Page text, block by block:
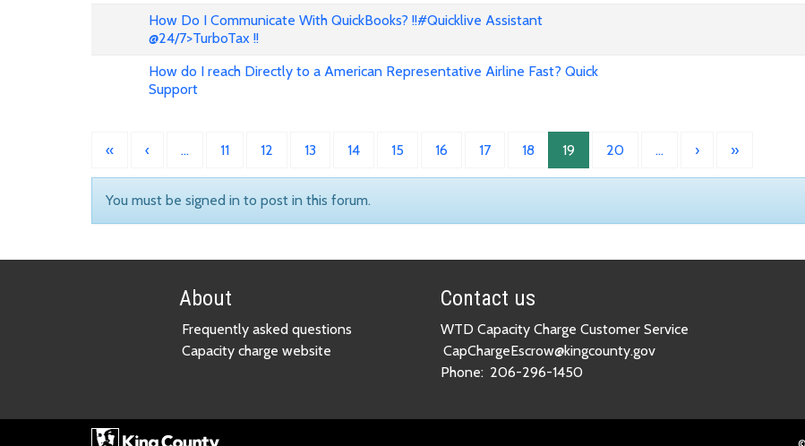
How Do I Communicate With QuickBooks? !!#Quicklive Assistant
@24/7>TurboTax !!
How do I reach Directly to a American Representative Airline Fast? Quick
Support
« ‹ … 11 12 13 14 15 16 17 18 19 20 … › »
You must be signed in to post in this forum.
About
Frequently asked questions
Capacity charge website
Contact us
WTD Capacity Charge Customer Service
CapChargeEscrow@kingcounty.gov
Phone: 206-296-1450